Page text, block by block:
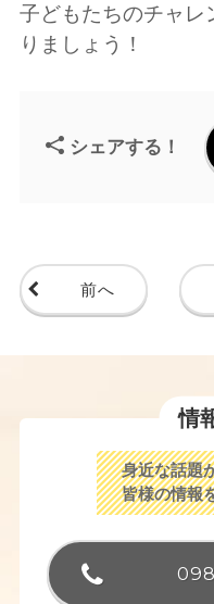
子どもたちのチャレ
りましょう！
シェアする！
前へ
情
身近な話題
皆様の情報